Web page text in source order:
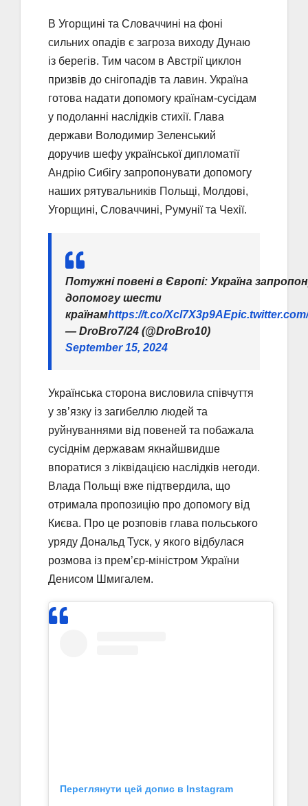
В Угорщині та Словаччині на фоні
сильних опадів є загроза виходу Дунаю
із берегів. Тим часом в Австрії циклон
призвів до снігопадів та лавин. Україна
готова надати допомогу країнам-сусідам
у подоланні наслідків стихії. Глава
держави Володимир Зеленський
доручив шефу української дипломатії
Андрію Сибігу запропонувати допомогу
наших рятувальників Польщі, Молдові,
Угорщині, Словаччині, Румунії та Чехії.
Потужні повені в Європі: Україна
допомогу шести
країнамhttps://t.co/Xcl7X3p9AE
— DroBro7/24 (@DroBro10)
September 15, 2024
Українська сторона висловила співчуття
у зв’язку із загибеллю людей та
руйнуваннями від повеней та побажала
сусіднім державам якнайшвидше
впоратися з ліквідацією наслідків негоди.
Влада Польщі вже підтвердила, що
отримала пропозицію про допомогу від
Києва. Про це розповів глава польського
уряду Дональд Туск, у якого відбулася
розмова із прем’єр-міністром України
Денисом Шмигалем.
Переглянути цей допис в Instagram